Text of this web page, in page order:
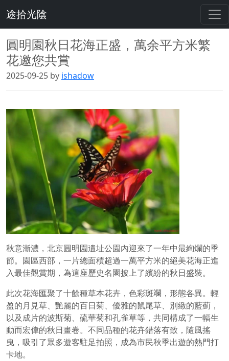
途拾光陰
圓明園秋日花海正盛，萬余平方米繁
花邀您共賞
2025-09-25 by ishadow
秋意漸濃，北京圓明園遺址公園內迎來了一年中最絢爛的季
節。園區西部，一片總面積超過一萬平方米的絕美花海正進
入最佳觀賞期，為這座歷史名園披上了繽紛的秋日盛裝。
此次花海匯聚了十餘種草本花卉，色彩斑斕，形態各異。輕
盈的月見草、艷麗的百日菊、優雅的鼠尾草、別緻的藍薊，
以及成片的波斯菊、硫華菊和孔雀草等，共同構成了一幅生
動而宏偉的秋日畫卷。不同品種的花卉錯落有致，隨風搖
曳，吸引了眾多遊客駐足拍照，成為市民秋季出遊的熱門打
卡地。